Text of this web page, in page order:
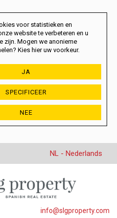
voor statistieken en
website te verbeteren en u
zijn. Mogen we anonieme
Kies hier uw voorkeur.
JA
SPECIFICEER
NEE
NL - Nederlands
info@slgproperty.com